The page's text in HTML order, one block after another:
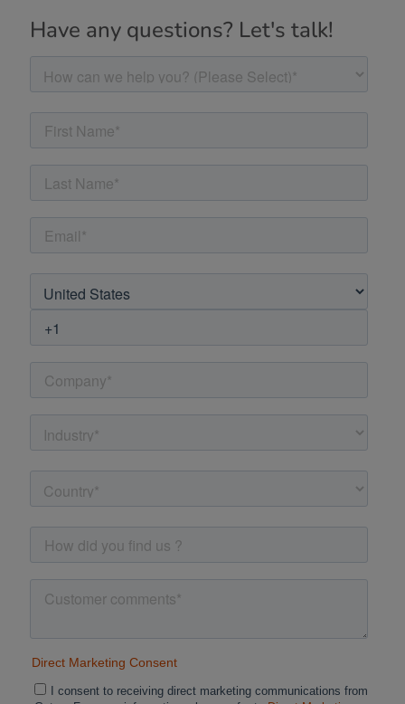
Have any questions? Let's talk!